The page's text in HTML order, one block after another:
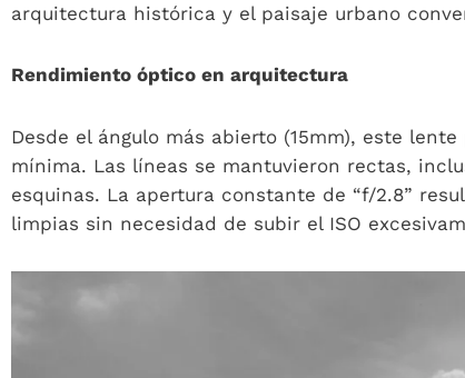
arquitectura histórica y el paisaje urbano
Rendimiento óptico en arquitectura
Desde el ángulo más abierto (15mm), este
mínima. Las líneas se mantuvieron rectas,
esquinas. La apertura constante de “f/2.8”
limpias sin necesidad de subir el ISO